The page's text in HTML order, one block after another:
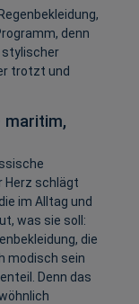
denn
stylischer
trotzt und
maritim,
Herz schlägt
im Alltag und
was sie soll:
die
modisch sein
Denn das